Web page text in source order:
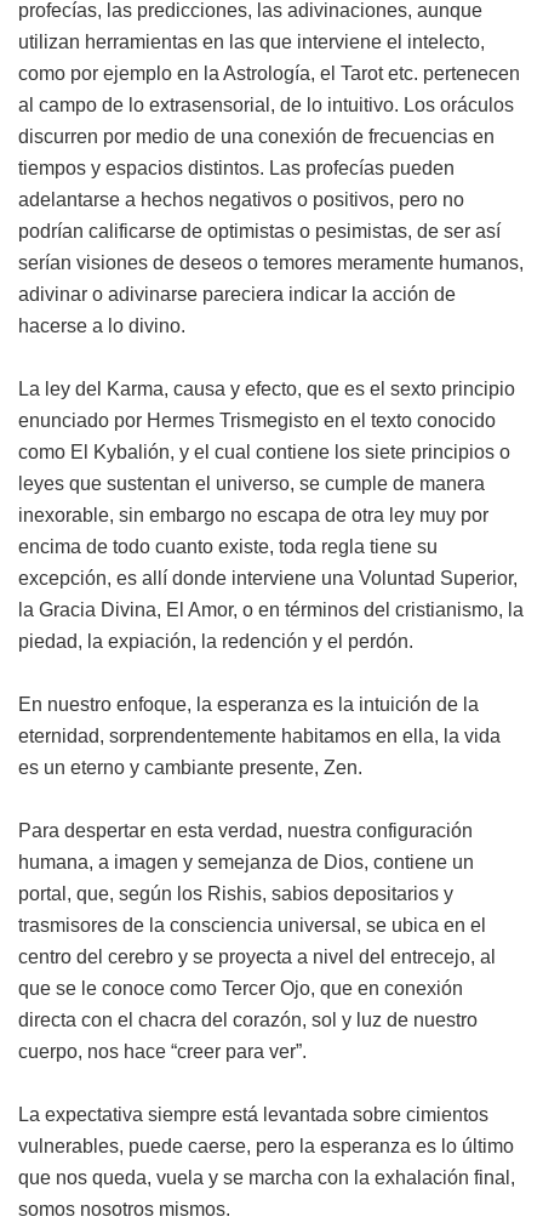
profecías, las predicciones, las adivinaciones, aunque
utilizan herramientas en las que interviene el intelecto,
como por ejemplo en la Astrología, el Tarot etc. pertenecen
al campo de lo extrasensorial, de lo intuitivo. Los oráculos
discurren por medio de una conexión de frecuencias en
tiempos y espacios distintos. Las profecías pueden
adelantarse a hechos negativos o positivos, pero no
podrían calificarse de optimistas o pesimistas, de ser así
serían visiones de deseos o temores meramente humanos,
adivinar o adivinarse pareciera indicar la acción de
hacerse a lo divino.
La ley del Karma, causa y efecto, que es el sexto principio
enunciado por Hermes Trismegisto en el texto conocido
como El Kybalión, y el cual contiene los siete principios o
leyes que sustentan el universo, se cumple de manera
inexorable, sin embargo no escapa de otra ley muy por
encima de todo cuanto existe, toda regla tiene su
excepción, es allí donde interviene una Voluntad Superior,
la Gracia Divina, El Amor, o en términos del cristianismo, la
piedad, la expiación, la redención y el perdón.
En nuestro enfoque, la esperanza es la intuición de la
eternidad, sorprendentemente habitamos en ella, la vida
es un eterno y cambiante presente, Zen.
Para despertar en esta verdad, nuestra configuración
humana, a imagen y semejanza de Dios, contiene un
portal, que, según los Rishis, sabios depositarios y
trasmisores de la consciencia universal, se ubica en el
centro del cerebro y se proyecta a nivel del entrecejo, al
que se le conoce como Tercer Ojo, que en conexión
directa con el chacra del corazón, sol y luz de nuestro
cuerpo, nos hace “creer para ver”.
La expectativa siempre está levantada sobre cimientos
vulnerables, puede caerse, pero la esperanza es lo último
que nos queda, vuela y se marcha con la exhalación final,
somos nosotros mismos.